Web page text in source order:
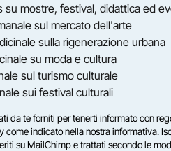
su mostre, festival, didattica ed
sul mercato dell'arte
sulla rigenerazione urbana
su moda e cultura
sul turismo culturale
sui festival culturali
da te forniti per tenerti informato con
come indicato nellanostra informativa.
su MailChimp e trattati secondo le